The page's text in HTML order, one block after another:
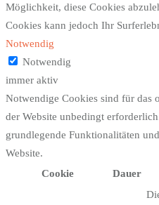
Möglichkeit, diese Cookies
Cookies kann jedoch Ihr
Notwendig
Notwendig
immer aktiv
Notwendige Cookies sind für das
der Website unbedingt
grundlegende Funktionalitäten
Website.
Cookie
Dauer